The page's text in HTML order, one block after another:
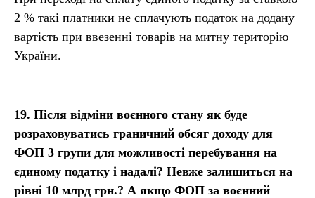
2 % такі платники не сплачують податок на додану
вартість при ввезенні товарів на митну територію
України.
19. Після відміни воєнного стану як буде
розраховуватись граничний обсяг доходу для
ФОП 3 групи для можливості перебування на
єдиному податку і надалі? Невже залишиться на
рівні 10 млрд грн.? А якщо ФОП за воєнний